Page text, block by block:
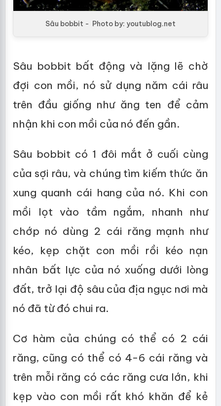
Sâu bobbit - Photo by: youtublog.net
Sâu bobbit bất động và lặng lẽ chờ
đợi con mồi, nó sử dụng năm cái râu
trên đầu giống như ăng ten để cảm
nhận khi con mồi của nó đến gần.
Sâu bobbit có 1 đôi mắt ở cuối cùng
của sợi râu, và chúng tìm kiếm thức ăn
xung quanh cái hang của nó. Khi con
mồi lọt vào tầm ngắm, nhanh như
chớp nó dùng 2 cái răng mạnh như
kéo, kẹp chặt con mồi rồi kéo nạn
nhân bất lực của nó xuống dưới lòng
đất, trở lại độ sâu của địa ngục nơi mà
nó đã từ đó chui ra.
Cơ hàm của chúng có thể có 2 cái
răng, cũng có thể có 4-6 cái răng và
trên mỗi răng có các răng cưa lớn, khi
kẹp vào con mồi rất khó khăn để kẻ